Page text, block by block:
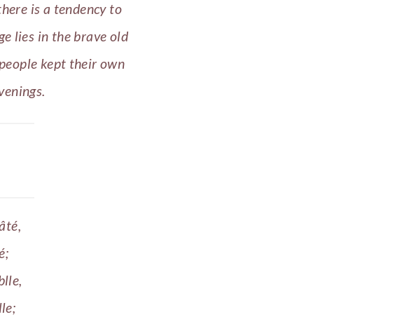
is a tendency to
lies in the brave old
kept their own